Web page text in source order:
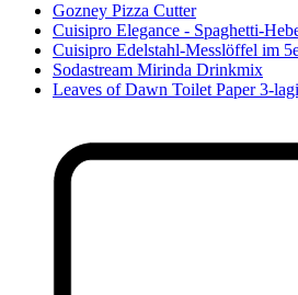
Gozney Pizza Cutter
Cuisipro Elegance - Spaghetti-
Cuisipro Edelstahl-Messlöffel im
Sodastream Mirinda Drinkmix
Leaves of Dawn Toilet Paper 3-